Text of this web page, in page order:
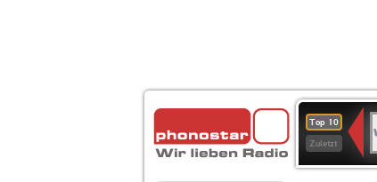
Top 10
Zuletzt
4